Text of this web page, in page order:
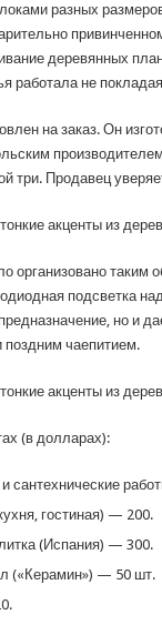
разных
деревянных
работала не
на заказ. Он
три. Продавец
организовано таким
подсветка
но и
поздним чаепитием.
(в долларах):
сантехнические
гостиная) — 200.
(Испания) — 300.
(«Керамин») — 50 шт.